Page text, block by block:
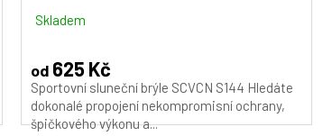
Skladem
od 625 Kč
Sportovní sluneční brýle SCVCN S144 Hledáte
dokonalé propojení nekompromisní ochrany,
špičkového výkonu a...